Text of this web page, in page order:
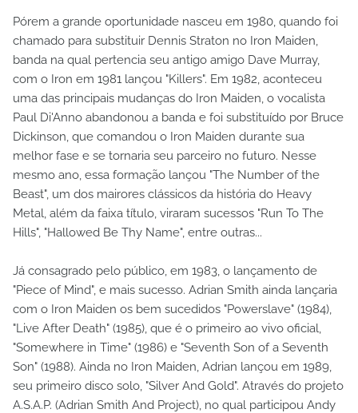
Pórem a grande oportunidade nasceu em 1980, quando foi
chamado para substituir Dennis Straton no Iron Maiden,
banda na qual pertencia seu antigo amigo Dave Murray,
com o Iron em 1981 lançou "Killers". Em 1982, aconteceu
uma das principais mudanças do Iron Maiden, o vocalista
Paul Di'Anno abandonou a banda e foi substituído por Bruce
Dickinson, que comandou o Iron Maiden durante sua
melhor fase e se tornaria seu parceiro no futuro. Nesse
mesmo ano, essa formação lançou "The Number of the
Beast", um dos mairores clássicos da história do Heavy
Metal, além da faixa título, viraram sucessos "Run To The
Hills", "Hallowed Be Thy Name", entre outras...
Já consagrado pelo público, em 1983, o lançamento de
"Piece of Mind", e mais sucesso. Adrian Smith ainda lançaria
com o Iron Maiden os bem sucedidos "Powerslave" (1984),
"Live After Death" (1985), que é o primeiro ao vivo oficial,
"Somewhere in Time" (1986) e "Seventh Son of a Seventh
Son" (1988). Ainda no Iron Maiden, Adrian lançou em 1989,
seu primeiro disco solo, "Silver And Gold". Através do projeto
A.S.A.P. (Adrian Smith And Project), no qual participou Andy